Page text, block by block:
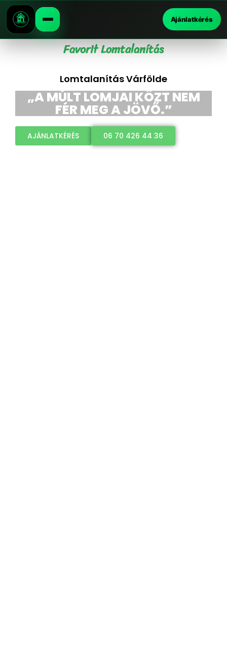
Ajánlatkérés
Favorit Lomtalanítás
Lomtalanítás Várfölde
„A MÚLT LOMJAI KÖZT NEM
FÉR MEG A JÖVŐ.”
AJÁNLATKÉRÉS 06 70 426 44 36